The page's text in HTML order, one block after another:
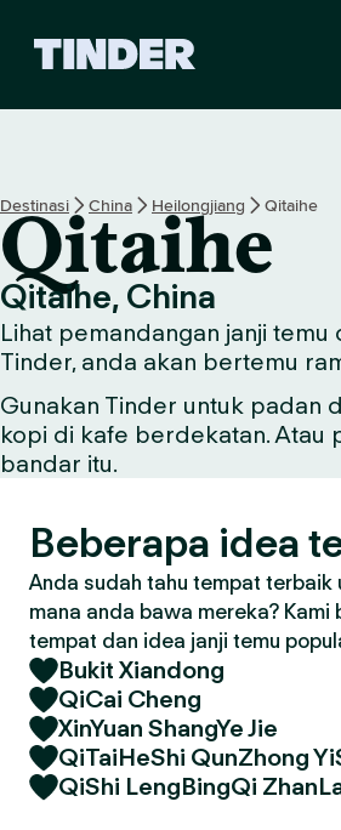
n
U
t
m
a
T
n
d
Destinasi China Heilongjiang Qitaihe
Qitaihe
Qitaihe, China
Lihat pemandangan janji
Tinder, anda akan bertemu
Gunakan Tinder untuk padan
kopi di kafe berdekatan. Atau
bandar itu.
Beberapa idea
Anda sudah tahu tempat terbaik
mana anda bawa mereka?
tempat dan idea janji temu
Bukit Xiandong
QiCai Cheng
XinYuan ShangYe Jie
QiTaiHeShi QunZhong
QiShi LengBingQi